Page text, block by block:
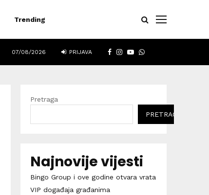
Trending
FACEBOOK
INSTAGRAM
YOUTUBE
WHATSAPP
07/08/2026 PRIJAVA
Pretraga
PRETRAGA
Najnovije vijesti
Bingo Group i ove godine otvara vrata
VIP događaja građanima